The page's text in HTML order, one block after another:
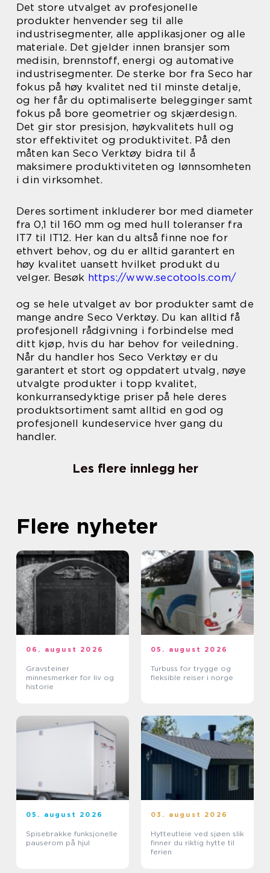
Det store utvalget av profesjonelle
produkter henvender seg til alle
industrisegmenter, alle applikasjoner og alle
materiale. Det gjelder innen bransjer som
medisin, brennstoff, energi og automative
industrisegmenter. De sterke bor fra Seco har
fokus på høy kvalitet ned til minste detalje,
og her får du optimaliserte belegginger samt
fokus på bore geometrier og skjærdesign.
Det gir stor presisjon, høykvalitets hull og
stor effektivitet og produktivitet. På den
måten kan Seco Verktøy bidra til å
maksimere produktiviteten og lønnsomheten
i din virksomhet.
Deres sortiment inkluderer bor med diameter
fra 0,1 til 160 mm og med hull toleranser fra
IT7 til IT12. Her kan du altså finne noe for
ethvert behov, og du er alltid garantert en
høy kvalitet uansett hvilket produkt du
velger. Besøk https://www.secotools.com/
og se hele utvalget av bor produkter samt de
mange andre Seco Verktøy. Du kan alltid få
profesjonell rådgivning i forbindelse med
ditt kjøp, hvis du har behov for veiledning.
Når du handler hos Seco Verktøy er du
garantert et stort og oppdatert utvalg, nøye
utvalgte produkter i topp kvalitet,
konkurransedyktige priser på hele deres
produktsortiment samt alltid en god og
profesjonell kundeservice hver gang du
handler.
Les flere innlegg her
Flere nyheter
06. august 2026
Gravsteiner
minnesmerker for liv og
historie
05. august 2026
Turbuss for trygge og
fleksible reiser i norge
05. august 2026
Spisebrakke funksjonelle
pauserom på hjul
03. august 2026
Hytteutleie ved sjøen slik
finner du riktig hytte til
ferien